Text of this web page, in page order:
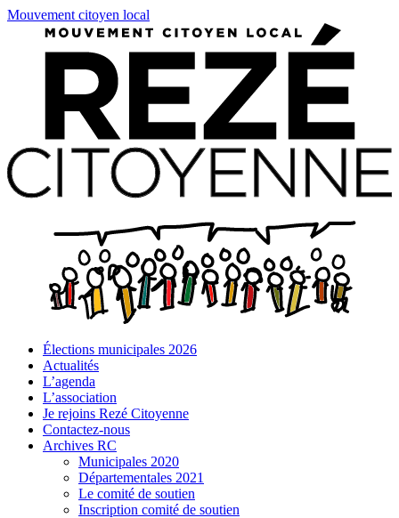
Mouvement citoyen local
Élections municipales 2026
Actualités
L’agenda
L’association
Je rejoins Rezé Citoyenne
Contactez-nous
Archives RC
Municipales 2020
Départementales 2021
Le comité de soutien
Inscription comité de soutien